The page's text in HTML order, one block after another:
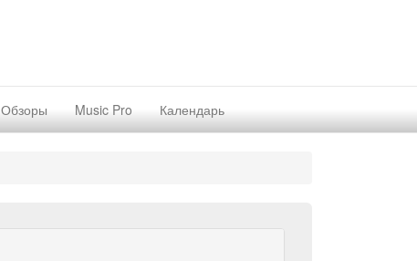
Обзоры Music Pro Календарь